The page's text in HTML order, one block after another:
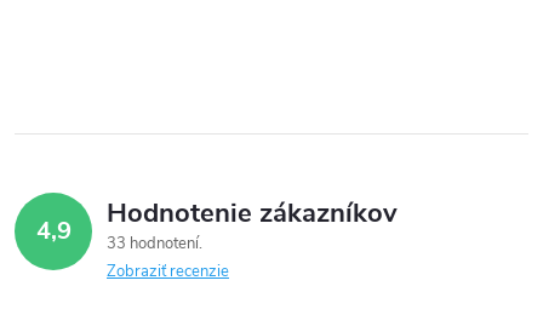
4,9 Hodnotenie zákazníkov
33 hodnotení
Zobraziť recenzie